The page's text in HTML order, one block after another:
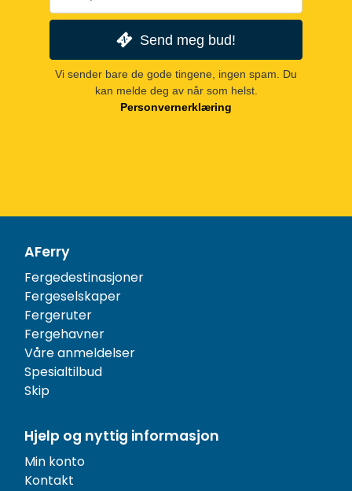
Send meg bud!
Vi sender bare de gode tingene, ingen spam. Du
kan melde deg av når som helst.
Personvernerklæring
AFerry
Fergedestinasjoner
Fergeselskaper
Fergeruter
Fergehavner
Våre anmeldelser
Spesialtilbud
Skip
Hjelp og nyttig informasjon
Min konto
Kontakt